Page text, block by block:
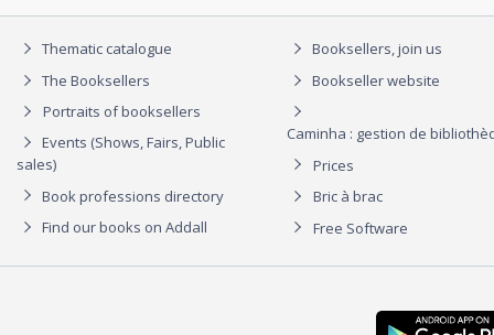
Thematic catalogue
The Booksellers
Portraits of booksellers
Events (Shows, Fairs, Public
sales)
Book professions directory
Find our books on Addall
Booksellers, join us
Bookseller website
Caminha : gestion de
Prices
Bric à brac
Free Software